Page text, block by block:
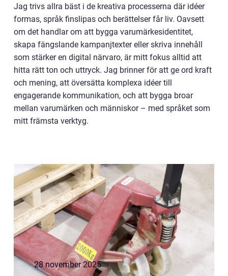
Jag trivs allra bäst i de kreativa processerna där idéer
formas, språk finslipas och berättelser får liv. Oavsett
om det handlar om att bygga varumärkesidentitet,
skapa fängslande kampanjtexter eller skriva innehåll
som stärker en digital närvaro, är mitt fokus alltid att
hitta rätt ton och uttryck. Jag brinner för att ge ord kraft
och mening, att översätta komplexa idéer till
engagerande kommunikation, och att bygga broar
mellan varumärken och människor – med språket som
mitt främsta verktyg.
28 november 2025